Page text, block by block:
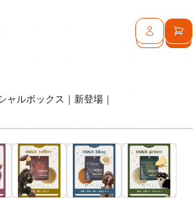
ログインカ
ルボックス｜新登場｜